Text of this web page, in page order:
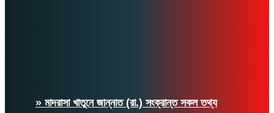
» মাদরাসা খাতুনে জান্নাত (রা.) সংক্রান্ত সকল তথ্য